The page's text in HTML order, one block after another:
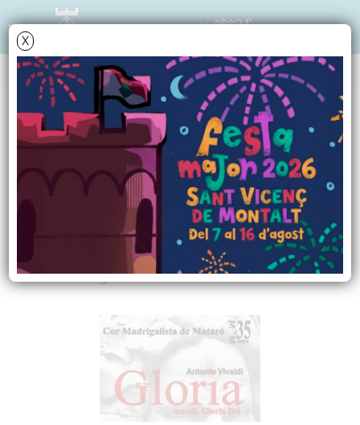
X
NOTÍCIES - ACTUALITAT
El Cor Madrigalista
interpreta Vivaldi a la
parròquia de Sant
Vicenç